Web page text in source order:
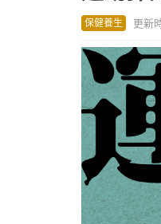
保健養生 更新